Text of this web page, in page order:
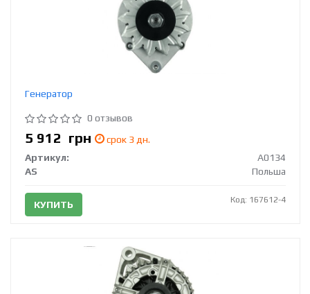
Генератор
0 отзывов
5 912 грн
срок 3 дн.
Артикул:
A0134
AS
Польша
КУПИТЬ Код: 167612-4